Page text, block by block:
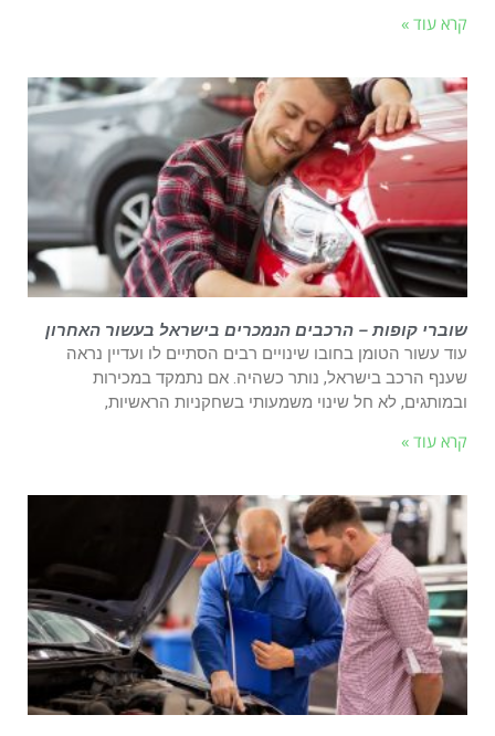
קרא עוד »
שוברי קופות – הרכבים הנמכרים בישראל בעשור האחרון
עוד עשור הטומן בחובו שינויים רבים הסתיים לו ועדיין נראה
שענף הרכב בישראל, נותר כשהיה. אם נתמקד במכירות
ובמותגים, לא חל שינוי משמעותי בשחקניות הראשיות,
קרא עוד »